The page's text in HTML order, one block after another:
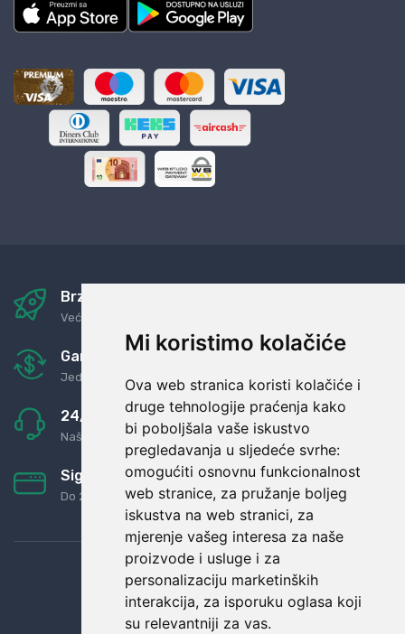
Mi koristimo kolačiće
Ova web stranica koristi kolačiće i
druge tehnologije praćenja kako
bi poboljšala vaše iskustvo
pregledavanja u sljedeće svrhe:
omogućiti osnovnu funkcionalnost
web stranice, za pružanje boljeg
iskustva na web stranici, za
mjerenje vašeg interesa za naše
proizvode i usluge i za
personalizaciju marketinških
interakcija, za isporuku oglasa koji
su relevantniji za vas.
Brza i sigurna dostava
Već za nekoliko dana kod vas
Garancija u povrat novaca
Jednostavno pravilo: Roba za novac
24/7 odlična podrška
Naši agenti uvijek na raspolaganju
Sigurno obročno plaćanje
Do 24 rata bez kamata